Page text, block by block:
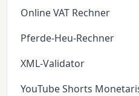
Online VAT Rechner
Pferde-Heu-Rechner
XML-Validator
YouTube Shorts